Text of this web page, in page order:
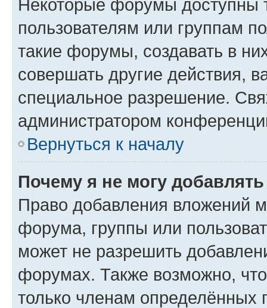
Некоторые форумы доступны
пользователям или группам
такие форумы, создавать в
совершать другие действия,
специальное разрешение.
администратором
Вернуться к началу
Почему я не могу
Право добавления вложений
форума, группы или
может не разрешить
форумах. Также возможно,
только членам определённых